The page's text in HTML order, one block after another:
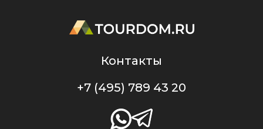
Контакты
+7 (495) 789 43 20